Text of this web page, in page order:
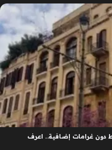
دون غرامات إضافية.. اعرف